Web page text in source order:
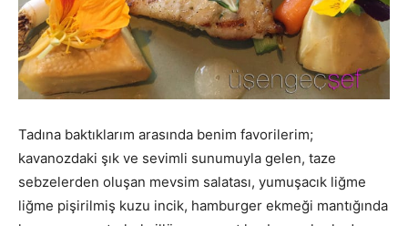
Tadına baktıklarım arasında benim favorilerim;
kavanozdaki şık ve sevimli sunumuyla gelen, taze
sebzelerden oluşan mevsim salatası, yumuşacık liğme
liğme pişirilmiş kuzu incik, hamburger ekmeği mantığında